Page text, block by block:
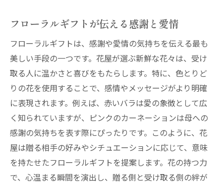
小さな幸せを運ぶ日常の贈り物
花屋が提案する日常を彩るアレンジメント
毎日に癒しをもたらすフローラルギフト
普段の生活に彩りを加える方法
花屋のギフトで日常が特別になる瞬間
フローラルギフトが伝える感謝と愛情
フローラルギフトは、感謝や愛情の気持ちを伝える最も
美しい手段の一つです。花屋が選ぶ新鮮な花々は、受け
取る人に温かさと喜びをもたらします。特に、色とりど
りの花を使用することで、感情やメッセージがより明確
に表現されます。例えば、赤いバラは愛の象徴として広
く知られていますが、ピンクのカーネーションは母への
感謝の気持ちを表す際にぴったりです。このように、花
屋は贈る相手の好みやシチュエーションに応じて、意味
を持たせたフローラルギフトを提案します。花の持つ力
で、心温まる瞬間を演出し、贈る側と受け取る側の絆が